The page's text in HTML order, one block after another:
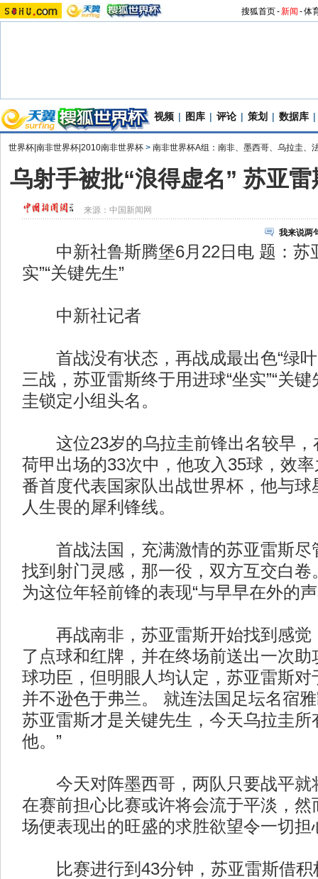
搜狐首页-新闻 -体
视频 | 图库 | 评论 | 策划 | 数据库 |
世界杯|南非世界杯|2010南非世界杯 > 南非世界杯A组：南非、墨西哥、乌拉圭、
乌射手被批“浪得虚名” 苏亚
来源： 中国新闻网
我来说两
中新社鲁斯腾堡6月22日电 题：苏
实”“关键先生”
中新社记者
首战没有状态，再战成最出色“绿叶
三战，苏亚雷斯终于用进球“坐实”“关
圭锁定小组头名。
这位23岁的乌拉圭前锋出名较早，
荷甲出场的33次中，他攻入35球，效
番首度代表国家队出战世界杯，他与球
人生畏的犀利锋线。
首战法国，充满激情的苏亚雷斯尽
找到射门灵感，那一役，双方互交白卷
为这位年轻前锋的表现“与早早在外的
再战南非，苏亚雷斯开始找到感觉
了点球和红牌，并在终场前送出一次
球功臣，但明眼人均认定，苏亚雷斯对
并不逊色于弗兰。 就连法国足坛名宿
苏亚雷斯才是关键先生，今天乌拉圭所
他。”
今天对阵墨西哥，两队只要战平就
在赛前担心比赛或许将会流于平淡，然
场便表现出的旺盛的求胜欲望令一切担
比赛进行到43分钟，苏亚雷斯借积